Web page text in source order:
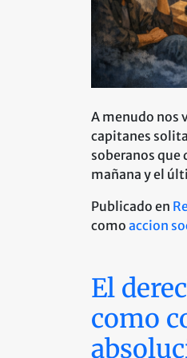
A menudo nos
capitanes
soberanos que
mañana y el
Publicado en
como accion
El
como